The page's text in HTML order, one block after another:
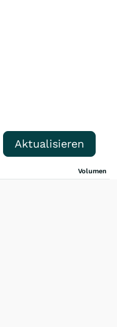
Aktualisieren
Volumen